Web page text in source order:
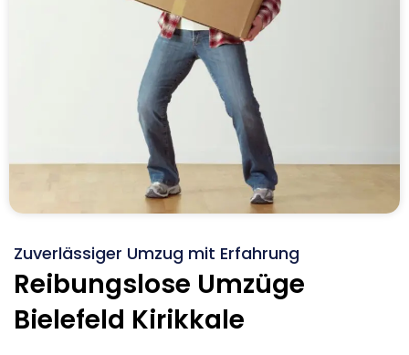
Zuverlässiger Umzug mit Erfahrung
Reibungslose Umzüge
Bielefeld Kirikkale